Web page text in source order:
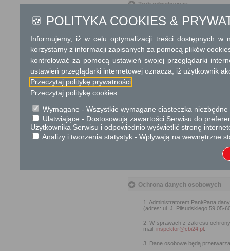
Tryb odwoławczy
Brak
Skargi i wnioski
Przedmiotem skargi może
ich pracowników, naruszenie
spraw.
miesiąca.
Podstawa prawna
Ustawa z dnia 21
cywilnego (Dz. U.
Ochrona danych osobowych
1. Administratorem Pani/Pana
(adres: ul. J. Piłsudskiego 59 05-
2. W sprawach z zakresu
mail: inspektor@cbi24.pl
3. Dane osobowe będą
🍪 POLITYKA COOKIES &
Informujemy, iż w celu optymalizacji treści dostępnych w
korzystamy z informacji zapisanych za pomocą plików
kontrolować za pomocą ustawień swojej przeglądarki
ustawień przeglądarki internetowej oznacza, iż użytkownik
Przeczytaj politykę prywatności
Przeczytaj politykę cookies
Wymagane - Wszystkie wymagane ciasteczka
Ułatwiające - Dostosowują zawartości Serwisu do
Użytkownika Serwisu i odpowiednio wyświetlić stronę
Analizy i tworzenia statystyk - Wpływają na wewnętrzne